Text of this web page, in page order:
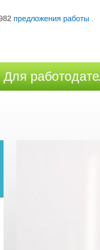
предложения работы
Для